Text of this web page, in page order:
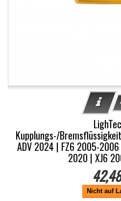
Kupplungs-/
ADV 2024 | FZ6 2005-
2020 | XJ6
Nicht auf